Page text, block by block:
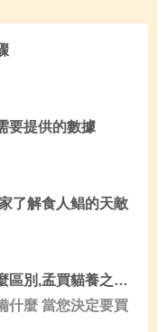
要提供的數據
了解食人鲳的天敵
孟買貓和黑貓有什麼區別,孟買貓養之前要准備什麼
什麼 當您決定要買